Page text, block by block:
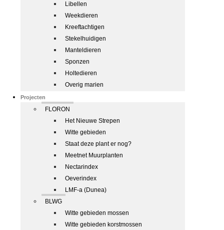
Libellen
Weekdieren
Kreeftachtigen
Stekelhuidigen
Manteldieren
Sponzen
Holtedieren
Overig marien
Projecten
FLORON
Het Nieuwe Strepen
Witte gebieden
Staat deze plant er nog?
Meetnet Muurplanten
Nectarindex
Oeverindex
LMF-a (Dunea)
BLWG
Witte gebieden mossen
Witte gebieden korstmossen